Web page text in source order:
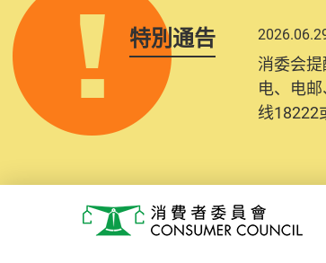
特別通告
消委会
电、电
线18222
消费者委员会